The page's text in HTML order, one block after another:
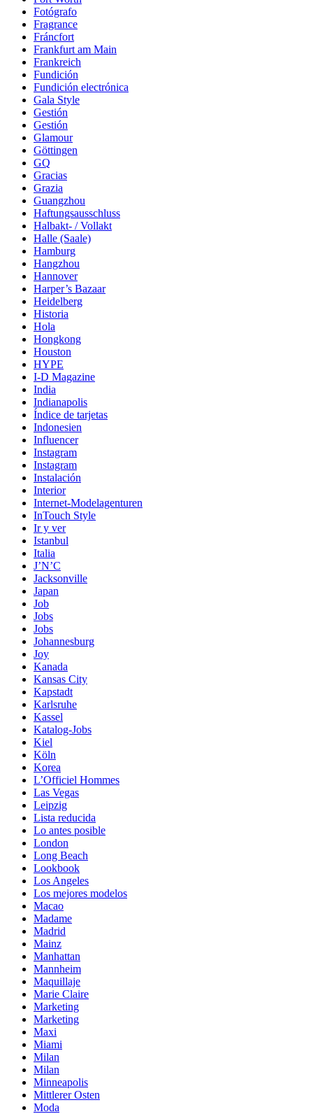
Fotógrafo
Fragrance
Fráncfort
Frankfurt am Main
Frankreich
Fundición
Fundición electrónica
Gala Style
Gestión
Gestión
Glamour
Göttingen
GQ
Gracias
Grazia
Guangzhou
Haftungsausschluss
Halbakt- / Vollakt
Halle (Saale)
Hamburg
Hangzhou
Hannover
Harper’s Bazaar
Heidelberg
Historia
Hola
Hongkong
Houston
HYPE
I-D Magazine
India
Indianapolis
Índice de tarjetas
Indonesien
Influencer
Instagram
Instagram
Instalación
Interior
Internet-Modelagenturen
InTouch Style
Ir y ver
Istanbul
Italia
J’N’C
Jacksonville
Japan
Job
Jobs
Jobs
Johannesburg
Joy
Kanada
Kansas City
Kapstadt
Karlsruhe
Kassel
Katalog-Jobs
Kiel
Köln
Korea
L’Officiel Hommes
Las Vegas
Leipzig
Lista reducida
Lo antes posible
London
Long Beach
Lookbook
Los Angeles
Los mejores modelos
Macao
Madame
Madrid
Mainz
Manhattan
Mannheim
Maquillaje
Marie Claire
Marketing
Marketing
Maxi
Miami
Milan
Milan
Minneapolis
Mittlerer Osten
Moda